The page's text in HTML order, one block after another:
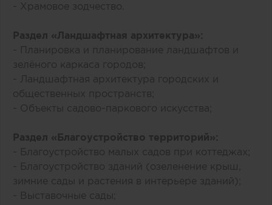
- Храмовое зодчество.
Раздел «Ландшафтная архитектура»:
- Планировка и планирование ландшафтов и
зелёного каркаса городов;
- Ландшафтная архитектура городских и
общественных пространств;
- Объекты садово-паркового искусства;
Раздел «Благоустройство территорий»:
- Благоустройство малых садов при коттеджах;
- Благоустройство зданий (озеленение крыш,
зимние сады и растения в интерьере зданий);
- Выставочные сады;